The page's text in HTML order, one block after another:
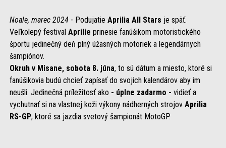
Noale, marec 2024 - Podujatie Aprilia All Stars je späť.
Veľkolepý festival Aprilie prinesie fanúšikom motoristického
športu jedinečný deň plný úžasných motoriek a legendárnych
šampiónov.
Okruh v Misane, sobota 8. júna, to sú dátum a miesto, ktoré si
fanúšikovia budú chcieť zapísať do svojich kalendárov aby im
neušli. Jedinečná príležitosť ako - úplne zadarmo - vidieť a
vychutnať si na vlastnej koži výkony nádherných strojov Aprilia
RS-GP, ktoré sa jazdia svetový šampionát MotoGP.